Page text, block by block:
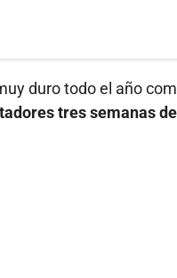
duro todo el año
tres semanas de